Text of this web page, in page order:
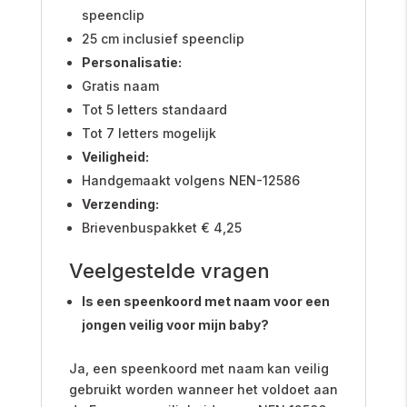
speenclip
25 cm inclusief speenclip
Personalisatie:
Gratis naam
Tot 5 letters standaard
Tot 7 letters mogelijk
Veiligheid:
Handgemaakt volgens NEN-12586
Verzending:
Brievenbuspakket € 4,25
Veelgestelde vragen
Is een speenkoord met naam voor een
jongen veilig voor mijn baby?
Ja, een speenkoord met naam kan veilig
gebruikt worden wanneer het voldoet aan